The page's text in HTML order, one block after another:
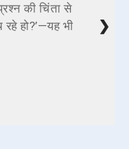
की चिंता से
हो?’—यह भी
❯